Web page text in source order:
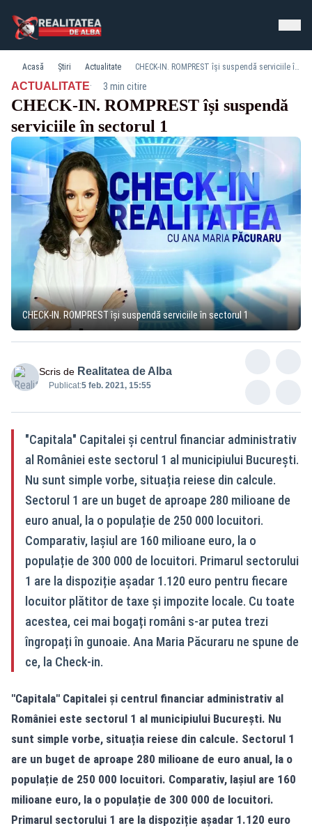
Acasă Știri Actualitate CHECK-IN. ROMPREST își suspendă serviciile în sectorul 1
ACTUALITATE· 3 min citire
CHECK-IN. ROMPREST își suspendă
serviciile în sectorul 1
CHECK-IN. ROMPREST își suspendă serviciile în sectorul 1
Scris de Realitatea de Alba
Publicat:5 feb. 2021, 15:55
"Capitala" Capitalei și centrul financiar administrativ
al României este sectorul 1 al municipiului București.
Nu sunt simple vorbe, situația reiese din calcule.
Sectorul 1 are un buget de aproape 280 milioane de
euro anual, la o populație de 250 000 locuitori.
Comparativ, Iașiul are 160 milioane euro, la o
populație de 300 000 de locuitori. Primarul sectorului
1 are la dispoziție așadar 1.120 euro pentru fiecare
locuitor plătitor de taxe și impozite locale. Cu toate
acestea, cei mai bogați români s-ar putea trezi
îngropați în gunoaie. Ana Maria Păcuraru ne spune de
ce, la Check-in.
"Capitala" Capitalei și centrul financiar administrativ al
României este sectorul 1 al municipiului București. Nu
sunt simple vorbe, situația reiese din calcule. Sectorul 1
are un buget de aproape 280 milioane de euro anual, la o
populație de 250 000 locuitori. Comparativ, Iașiul are 160
milioane euro, la o populație de 300 000 de locuitori.
Primarul sectorului 1 are la dispoziție așadar 1.120 euro